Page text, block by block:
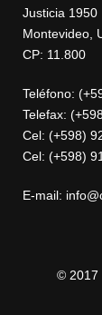
Justicia 1950
Montevideo,
CP: 11.800
Teléfono:
Telefax:
Cel: (+598)
Cel: (+598)
E-mail:
© 2017